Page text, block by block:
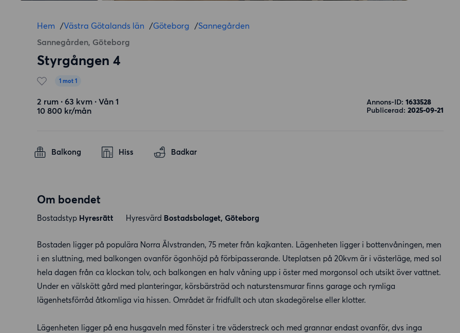
Hem /Västra Götalands län /Göteborg /Sannegården
Sannegården, Göteborg
Styrgången 4
1 mot 1
2 rum ∙ 63 kvm ∙ Vån 1
10 800 kr/mån
Annons-ID: 1633528
Publicerad: 2025-09-21
Balkong Hiss Badkar
Om boendet
Bostadstyp Hyresrätt Hyresvärd Bostadsbolaget, Göteborg
Bostaden ligger på populära Norra Älvstranden, 75 meter från kajkanten. Lägenheten ligger i bottenvåningen, men
i en sluttning, med balkongen ovanför ögonhöjd på förbipasserande. Uteplatsen på 20kvm är i västerläge, med sol
hela dagen från ca klockan tolv, och balkongen en halv våning upp i öster med morgonsol och utsikt över vattnet.
Under en välskött gård med planteringar, körsbärsträd och naturstensmurar finns garage och rymliga
lägenhetsförråd åtkomliga via hissen. Området är fridfullt och utan skadegörelse eller klotter.
Lägenheten ligger på ena husgaveln med fönster i tre väderstreck och med grannar endast ovanför, dvs inga